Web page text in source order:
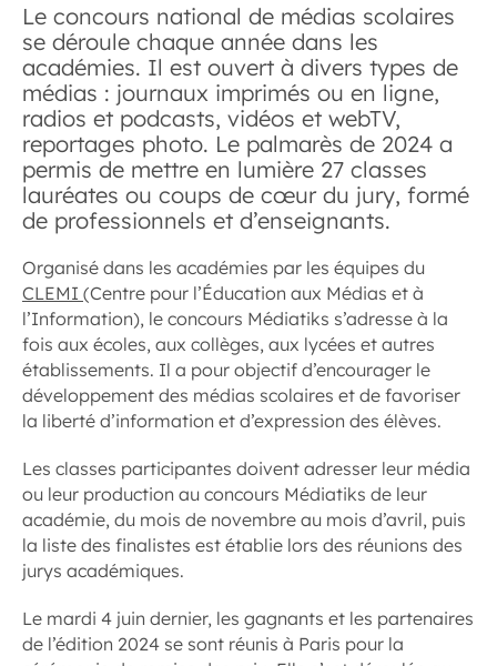
Le concours national de médias scolaires
se déroule chaque année dans les
académies. Il est ouvert à divers types de
médias : journaux imprimés ou en ligne,
radios et podcasts, vidéos et webTV,
reportages photo. Le palmarès de 2024 a
permis de mettre en lumière 27 classes
lauréates ou coups de cœur du jury, formé
de professionnels et d’enseignants.
Organisé dans les académies par les équipes du
CLEMI (Centre pour l’Éducation aux Médias et à
l’Information), le concours Médiatiks s’adresse à la
fois aux écoles, aux collèges, aux lycées et autres
établissements. Il a pour objectif d’encourager le
développement des médias scolaires et de favoriser
la liberté d’information et d’expression des élèves.
Les classes participantes doivent adresser leur média
ou leur production au concours Médiatiks de leur
académie, du mois de novembre au mois d’avril, puis
la liste des finalistes est établie lors des réunions des
jurys académiques.
Le mardi 4 juin dernier, les gagnants et les partenaires
de l’édition 2024 se sont réunis à Paris pour la